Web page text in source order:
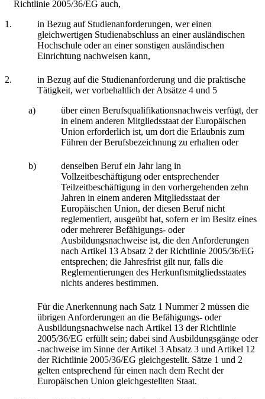
Richtlinie 2005/36/EG auch,
1.
in Bezug auf Studienanforderungen, wer einen
gleichwertigen Studienabschluss an einer ausländischen
Hochschule oder an einer sonstigen ausländischen
Einrichtung nachweisen kann,
2.
in Bezug auf die Studienanforderung und die praktische
Tätigkeit, wer vorbehaltlich der Absätze 4 und 5
a)
über einen Berufsqualifikationsnachweis verfügt, der
in einem anderen Mitgliedsstaat der Europäischen
Union erforderlich ist, um dort die Erlaubnis zum
Führen der Berufsbezeichnung zu erhalten oder
b)
denselben Beruf ein Jahr lang in
Vollzeitbeschäftigung oder entsprechender
Teilzeitbeschäftigung in den vorhergehenden zehn
Jahren in einem anderen Mitgliedsstaat der
Europäischen Union, der diesen Beruf nicht
reglementiert, ausgeübt hat, sofern er im Besitz eines
oder mehrerer Befähigungs- oder
Ausbildungsnachweise ist, die den Anforderungen
nach Artikel 13 Absatz 2 der Richtlinie 2005/36/EG
entsprechen; die Jahresfrist gilt nur, falls die
Reglementierungen des Herkunftsmitgliedsstaates
nichts anderes bestimmen.
Für die Anerkennung nach Satz 1 Nummer 2 müssen die
übrigen Anforderungen an die Befähigungs- oder
Ausbildungsnachweise nach Artikel 13 der Richtlinie
2005/36/EG erfüllt sein; dabei sind Ausbildungsgänge oder
-nachweise im Sinne der Artikel 3 Absatz 3 und Artikel 12
der Richtlinie 2005/36/EG gleichgestellt. Sätze 1 und 2
gelten entsprechend für einen nach dem Recht der
Europäischen Union gleichgestellten Staat.